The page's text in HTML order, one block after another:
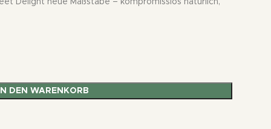
Delight neue Maßstäbe – kompromisslos natürlich,
DEN WARENKORB